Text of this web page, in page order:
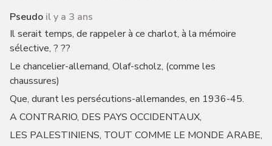
Pseudo il y a 3 ans
Il serait temps, de rappeler à ce charlot, à la mémoire
sélective, ? ??
Le chancelier-allemand, Olaf-scholz, (comme les
chaussures)
Que, durant les persécutions-allemandes, en 1936-45.
A CONTRARIO, DES PAYS OCCIDENTAUX,
LES PALESTINIENS, TOUT COMME LE MONDE ARABE,